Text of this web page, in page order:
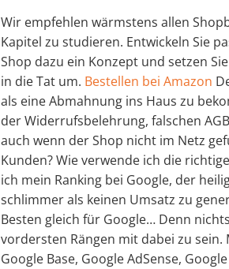
Wir empfehlen wärmstens allen
Kapitel zu studieren. Entwickeln Sie
Shop dazu ein Konzept und setzen
in die Tat um. Bestellen bei Amazon
als eine Abmahnung ins Haus zu
der Widerrufsbelehrung, falschen
auch wenn der Shop nicht im Netz
Kunden? Wie verwende ich die
ich mein Ranking bei Google, der
schlimmer als keinen Umsatz zu
Besten gleich für Google… Denn
vordersten Rängen mit dabei zu
Google Base, Google AdSense,